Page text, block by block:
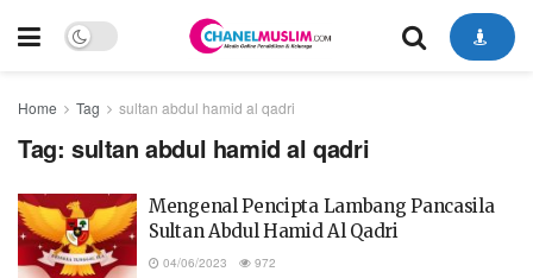
Home Tag sultan abdul hamid al qadri
Tag: sultan abdul hamid al qadri
Mengenal Pencipta Lambang Pancasila
Sultan Abdul Hamid Al Qadri
04/06/2023 972